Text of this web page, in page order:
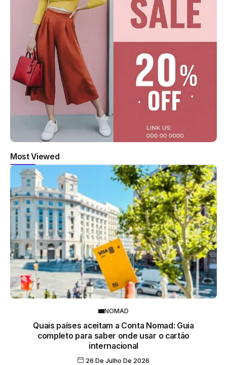
Most Viewed
NOMAD
Quais países aceitam a Conta Nomad: Guia
completo para saber onde usar o cartão
internacional
26 De Julho De 2026